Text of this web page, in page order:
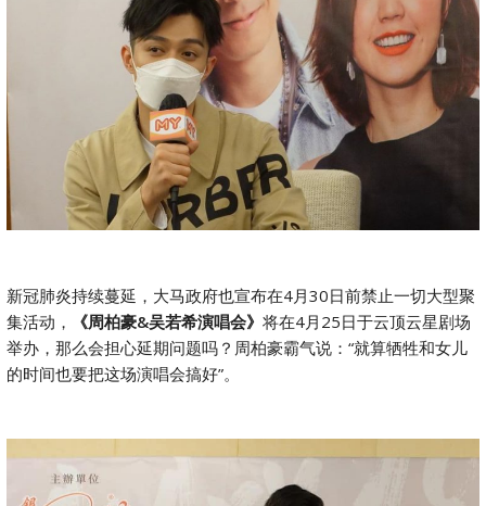
新冠肺炎持续蔓延，大马政府也宣布在4月30日前禁止一切大型聚
集活动，
《周柏豪&吴若希演唱会》 将在4月25日于云顶云星剧场
举办，那么会担心延期问题吗？周柏豪霸气说：“就算牺牲和女儿
的时间也要把这场演唱会搞好”。